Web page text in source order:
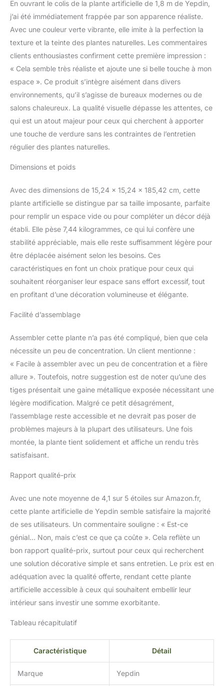
long de l'année en toute
saison et complète le look de
toute maison moderne. Sûr et
durable : nos décorations de
plantes artificielles sont
conçues pour une utilisation
à long terme. Ils sont
fabriqués en utilisant
uniquement des matériaux
ignifuges qui sont sûrs à
utiliser dans votre maison. La
grande fausse plante de sol
chimiques ou de matériaux
agressifs tout en étant un jeu
artificielle de décoration
d'intérieur offre juste le bon
ajustement pour tout espace
intérieur et extérieur, y
compris la chambre, la
cuisine, le salon, la terrasse,
le porche, le bureau à
domicile, les cafés, et plus
look avec une touche de
verdure vibrante. Faites-en
est également un cadeau
attentionné et charmant pour
les amis et la famille. C'est le
cadeau parfait pour une
pendaison de crémaillère, un
anniversaire, Noël, les
vacances, Thanksgiving, le
Nouvel An, et plus encore.
entretien : ces plantes
artificielles pour décoration
même à long terme. Vous
pouvez simplement les
essuyer et même les couper
pour obtenir le look que vous
voulez.
En ouvrant le colis de la plante artificielle de 1,8 m de Yepdin,
j’ai été immédiatement frappée par son apparence réaliste.
Avec une couleur verte vibrante, elle imite à la perfection la
texture et la teinte des plantes naturelles. Les commentaires
clients enthousiastes confirment cette première impression :
« Cela semble très réaliste et ajoute une si belle touche à mon
espace ». Ce produit s’intègre aisément dans divers
environnements, qu’il s’agisse de bureaux modernes ou de
salons chaleureux. La qualité visuelle dépasse les attentes, ce
qui est un atout majeur pour ceux qui cherchent à apporter
une touche de verdure sans les contraintes de l’entretien
régulier des plantes naturelles.
Dimensions et poids
Avec des dimensions de 15,24 x 15,24 x 185,42 cm, cette
plante artificielle se distingue par sa taille imposante, parfaite
pour remplir un espace vide ou pour compléter un décor déjà
établi. Elle pèse 7,44 kilogrammes, ce qui lui confère une
stabilité appréciable, mais elle reste suffisamment légère pour
être déplacée aisément selon les besoins. Ces
caractéristiques en font un choix pratique pour ceux qui
souhaitent réorganiser leur espace sans effort excessif, tout
en profitant d’une décoration volumineuse et élégante.
Facilité d’assemblage
Assembler cette plante n’a pas été compliqué, bien que cela
nécessite un peu de concentration. Un client mentionne :
« Facile à assembler avec un peu de concentration et a fière
allure ». Toutefois, notre suggestion est de noter qu’une des
tiges présentait une gaine métallique exposée nécessitant une
légère modification. Malgré ce petit désagrément,
l’assemblage reste accessible et ne devrait pas poser de
problèmes majeurs à la plupart des utilisateurs. Une fois
montée, la plante tient solidement et affiche un rendu très
satisfaisant.
Rapport qualité-prix
Avec une note moyenne de 4,1 sur 5 étoiles sur Amazon.fr,
cette plante artificielle de Yepdin semble satisfaire la majorité
de ses utilisateurs. Un commentaire souligne : « Est-ce
génial… Non, mais c’est ce que ça coûte ». Cela reflète un
bon rapport qualité-prix, surtout pour ceux qui recherchent
une solution décorative simple et sans entretien. Le prix est en
adéquation avec la qualité offerte, rendant cette plante
artificielle accessible à ceux qui souhaitent embellir leur
intérieur sans investir une somme exorbitante.
Tableau récapitulatif
Caractéristique Détail
Marque Yepdin